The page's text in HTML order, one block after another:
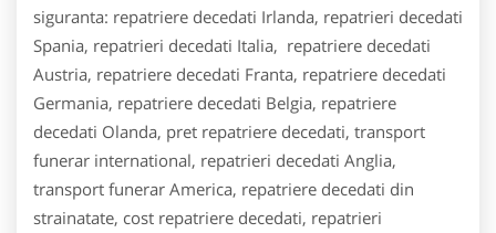
siguranta: repatriere decedati Irlanda, repatrieri decedati
Spania, repatrieri decedati Italia, repatriere decedati
Austria, repatriere decedati Franta, repatriere decedati
Germania, repatriere decedati Belgia, repatriere
decedati Olanda, pret repatriere decedati, transport
funerar international, repatrieri decedati Anglia,
transport funerar America, repatriere decedati din
strainatate, cost repatriere decedati, repatrieri